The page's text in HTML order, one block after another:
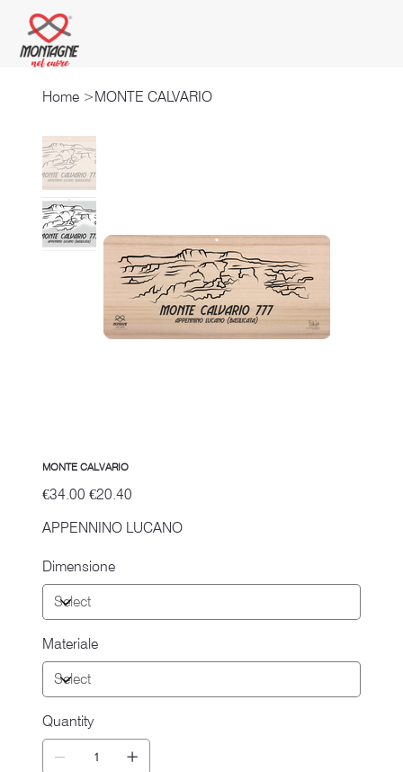
Home >MONTE CALVARIO
MONTE CALVARIO
Original
price
€34.00
Sale
price
€20.40
APPENNINO LUCANO
Dimensione
Materiale
Quantity